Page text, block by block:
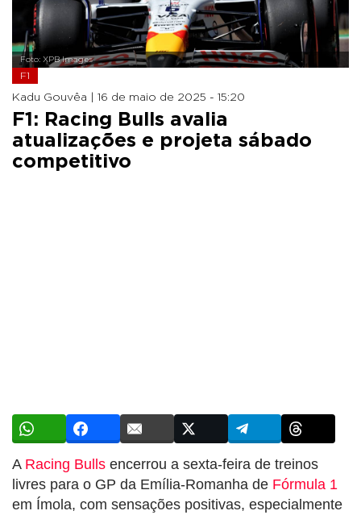
Foto: XPB Images
F1
Kadu Gouvêa | 16 de maio de 2025 - 15:20
F1: Racing Bulls avalia
atualizações e projeta sábado
competitivo
A Racing Bulls encerrou a sexta-feira de treinos
livres para o GP da Emília-Romanha de Fórmula 1
em Ímola, com sensações positivas, especialmente